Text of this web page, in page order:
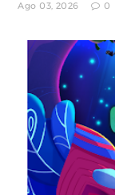
Ago 03, 2026 0